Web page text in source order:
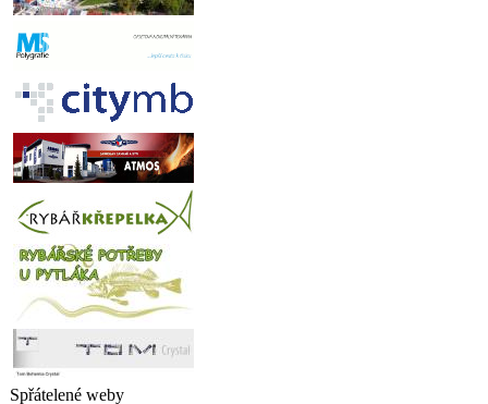
Spřátelené weby